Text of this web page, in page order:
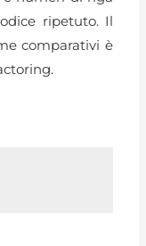
ripetuto. Il
comparativi è